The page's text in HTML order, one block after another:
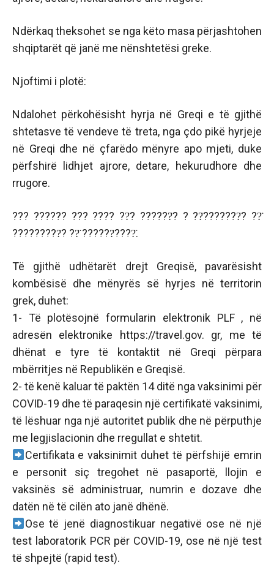
Ndërkaq theksohet se nga këto masa përjashtohen
shqiptarët që janë me nënshtetësi greke.
Njoftimi i plotë:
Ndalohet përkohësisht hyrja në Greqi e të gjithë
shtetasve të vendeve të treta, nga çdo pikë hyrjeje
në Greqi dhe në çfarëdo mënyre apo mjeti, duke
përfshirë lidhjet ajrore, detare, hekurudhore dhe
rrugore.
??? ?????? ??? ???? ??̈? ??????̈? ? ??̈???????̈? ??̈
?????????̈? ??̈ ??????̈????̈.
Të gjithë udhëtarët drejt Greqisë, pavarësisht
kombësisë dhe mënyrës së hyrjes në territorin
grek, duhet:
1- Të plotësojnë formularin elektronik PLF , në
adresën elektronike https://travel.gov. gr, me të
dhënat e tyre të kontaktit në Greqi përpara
mbërritjes në Republikën e Greqisë.
2- të kenë kaluar të paktën 14 ditë nga vaksinimi për
COVID-19 dhe të paraqesin një certifikatë vaksinimi,
të lëshuar nga një autoritet publik dhe në përputhje
me legjislacionin dhe rregullat e shtetit.
Certifikata e vaksinimit duhet të përfshijë emrin
e personit siç tregohet në pasaportë, llojin e
vaksinës së administruar, numrin e dozave dhe
datën në të cilën ato janë dhënë.
Ose të jenë diagnostikuar negativë ose në një
test laboratorik PCR për COVID-19, ose në një test
të shpejtë (rapid test).